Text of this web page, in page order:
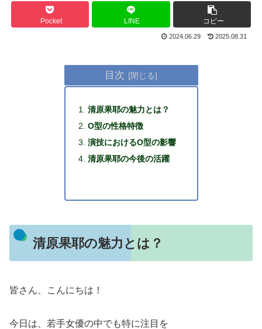
Pocket LINE コピー
2024.06.29 2025.08.31
目次
清原果耶の魅力とは？
O型の性格特徴
演技におけるO型の影響
清原果耶の今後の活躍
清原果耶の魅力とは？
皆さん、こんにちは！
今日は、若手女優の中でも特に注目を